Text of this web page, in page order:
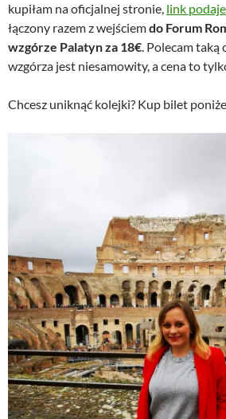
kupiłam na oficjalnej stronie, link podaje
łączony razem z wejściemdo Forum
wzgórze Palatyn za 18€. Polecam taką
wzgórza jest niesamowity, a cena to
Chcesz uniknąć kolejki? Kup bilet